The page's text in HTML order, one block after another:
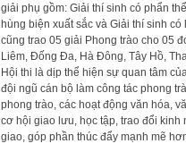
giải phụ gồm: Giải thí sinh có phẩn
hùng biện xuất sắc và Giải thí sinh
cũng trao 05 giải Phong trào cho 05
Liêm, Đống Đa, Hà Đông, Tây Hồ,
Hội thi là dịp thể hiện sự quan tâm
đội ngũ cán bộ làm công tác phong
phong trào, các hoạt động văn hóa,
cơ hội giao lưu, học tập, trao đổi
giao, góp phần thúc đẩy mạnh mẽ